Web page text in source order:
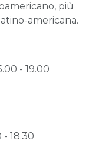
più
americana.
- 19.00
18.30